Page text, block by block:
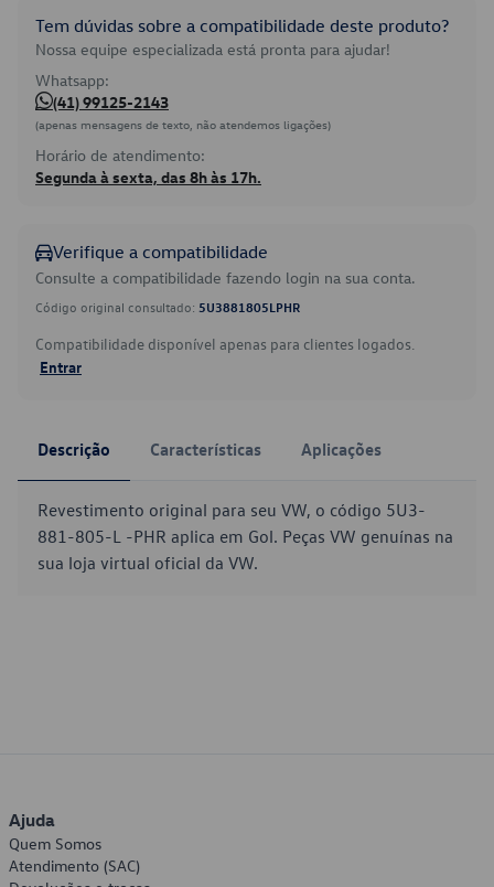
Tem dúvidas sobre a compatibilidade deste produto?
Nossa equipe especializada está pronta para ajudar!
Whatsapp:
(41) 99125-2143
(apenas mensagens de texto, não atendemos ligações)
Horário de atendimento:
Segunda à sexta, das 8h às 17h.
Verifique a compatibilidade
Consulte a compatibilidade fazendo login na sua conta.
Código original consultado: 5U3881805LPHR
Compatibilidade disponível apenas para clientes logados.
Entrar
Descrição Características Aplicações
Revestimento original para seu VW, o código 5U3-
881-805-L -PHR aplica em Gol. Peças VW genuínas na
sua loja virtual oficial da VW.
Ajuda
Quem Somos
Atendimento (SAC)